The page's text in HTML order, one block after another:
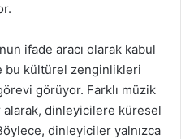
ifade aracı olarak kabul
bu kültürel zenginlikleri
görüyor. Farklı müzik
dinleyicilere küresel
dinleyiciler yalnızca